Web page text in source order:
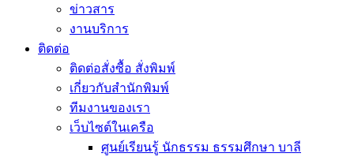
ข่าวสาร
งานบริการ
ติดต่อ
ติดต่อสั่งซื้อ สั่งพิมพ์
เกี่ยวกับสำนักพิมพ์
ทีมงานของเรา
เว็บไซต์ในเครือ
ศูนย์เรียนรู้ นักธรรม ธรรมศึกษา บาลี